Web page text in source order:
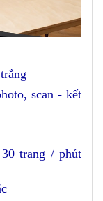
scan - kết
trang / phút